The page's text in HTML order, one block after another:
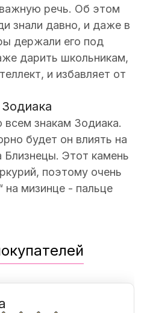
речь. Об этом
знали давно, и даже в
держали его под
дарить школьникам,
и избавляет от
знакам Зодиака.
будет он влиять на
Близнецы. Этот камень
поэтому очень
на мизинце - пальце